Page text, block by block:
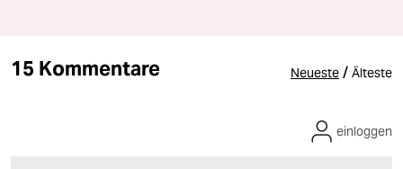
15 Kommentare Neueste / Älteste
einloggen